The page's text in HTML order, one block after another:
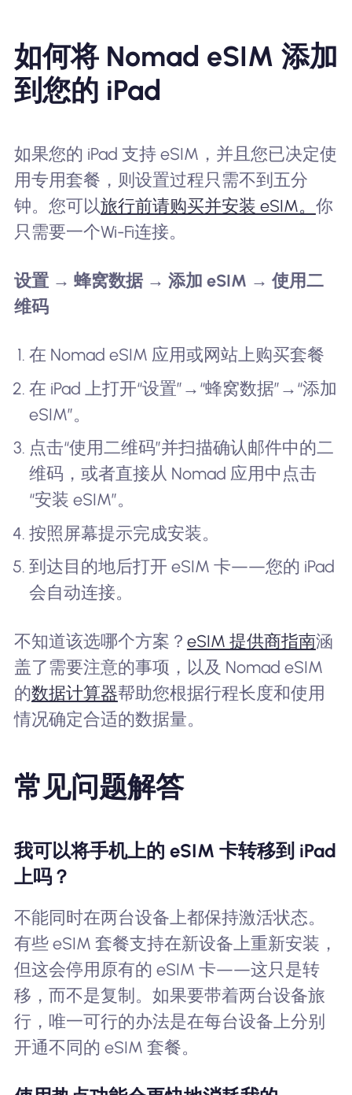
如何将 Nomad eSIM 添加
到您的 iPad
如果您的 iPad 支持 eSIM，并且您已决定使
用专用套餐，则设置过程只需不到五分
钟。您可以旅行前请购买并安装 eSIM。 你
只需要一个Wi-Fi连接。
设置 → 蜂窝数据 → 添加 eSIM → 使用二
维码
在 Nomad eSIM 应用或网站上购买套餐
在 iPad 上打开“设置”→“蜂窝数据”→“添加
eSIM”。
点击“使用二维码”并扫描确认邮件中的二
维码，或者直接从 Nomad 应用中点击
“安装 eSIM”。
按照屏幕提示完成安装。
到达目的地后打开 eSIM 卡——您的 iPad
会自动连接。
不知道该选哪个方案？ eSIM 提供商指南涵
盖了需要注意的事项，以及 Nomad eSIM
的数据计算器帮助您根据行程长度和使用
情况确定合适的数据量。
常见问题解答
我可以将手机上的 eSIM 卡转移到 iPad
上吗？
不能同时在两台设备上都保持激活状态。
有些 eSIM 套餐支持在新设备上重新安装，
但这会停用原有的 eSIM 卡——这只是转
移，而不是复制。如果要带着两台设备旅
行，唯一可行的办法是在每台设备上分别
开通不同的 eSIM 套餐。